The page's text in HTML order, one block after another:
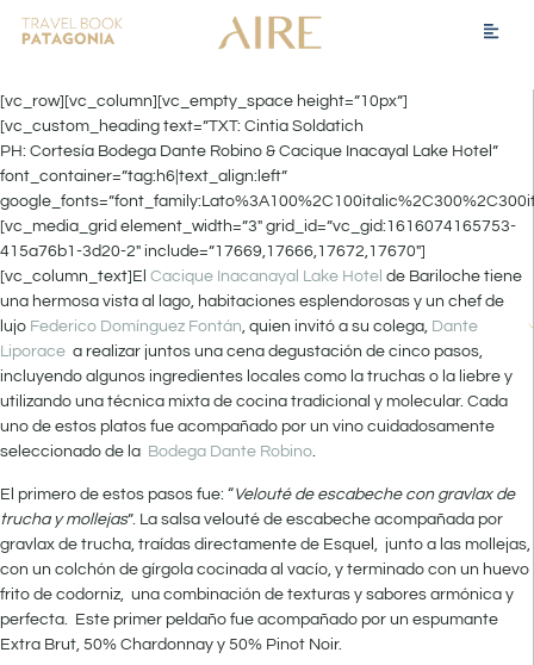
[vc_row][vc_column][vc_empty_space height=”10px”]
[vc_custom_heading text=”TXT: Cintia Soldatich
PH: Cortesía Bodega Dante Robino & Cacique Inacayal Lake Hotel”
font_container=”tag:h6|text_align:left”
[vc_media_grid element_width=”3″ grid_id=”vc_gid:1616074165753-
415a76b1-3d20-2″ include=”17669,17666,17672,17670″]
[vc_column_text]El Cacique Inacanayal Lake Hotel de Bariloche tiene
una hermosa vista al lago, habitaciones esplendorosas y un chef de
lujo Federico Domínguez Fontán, quien invitó a su colega, Dante
Liporace a realizar juntos una cena degustación de cinco pasos,
incluyendo algunos ingredientes locales como la truchas o la liebre y
utilizando una técnica mixta de cocina tradicional y molecular. Cada
uno de estos platos fue acompañado por un vino cuidadosamente
seleccionado de la Bodega Dante Robino.
El primero de estos pasos fue: “Velouté de escabeche con gravlax de
trucha y mollejas”. La salsa velouté de escabeche acompañada por
gravlax de trucha, traídas directamente de Esquel, junto a las mollejas,
con un colchón de gírgola cocinada al vacío, y terminado con un huevo
frito de codorniz, una combinación de texturas y sabores armónica y
perfecta. Este primer peldaño fue acompañado por un espumante
Extra Brut, 50% Chardonnay y 50% Pinot Noir.